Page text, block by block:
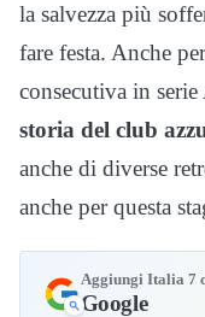
la salvezza più
fare festa. Anche
consecutiva in serie
storia del club
anche di diverse
anche per questa
Aggiungi Italia 7
Google